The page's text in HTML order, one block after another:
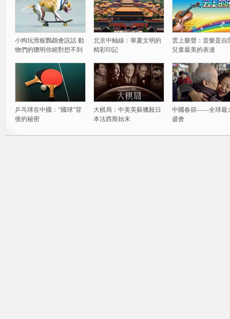
小狗玩滑板鸚鵡會説話 動
物們的聰明你絕對想不到
北京中軸線：華夏文明的
精彩印記
雲上樂聲：音樂是自
兒童最美的表達
乒乓球在中國：“國球”背
後的秘密
大棋局：中美英蘇獵殺日
本法西斯始末
中國春節——全球最
盛會